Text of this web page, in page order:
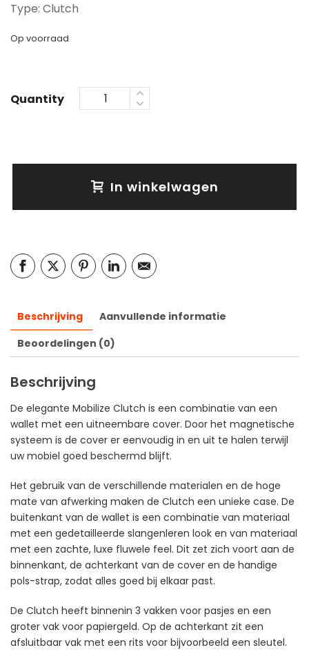
Type: Clutch
Op voorraad
Quantity
In winkelwagen
Beschrijving
Aanvullende informatie
Beoordelingen (0)
Beschrijving
De elegante Mobilize Clutch is een combinatie van een
wallet met een uitneembare cover. Door het magnetische
systeem is de cover er eenvoudig in en uit te halen terwijl
uw mobiel goed beschermd blijft.
Het gebruik van de verschillende materialen en de hoge
mate van afwerking maken de Clutch een unieke case. De
buitenkant van de wallet is een combinatie van materiaal
met een gedetailleerde slangenleren look en van materiaal
met een zachte, luxe fluwele feel. Dit zet zich voort aan de
binnenkant, de achterkant van de cover en de handige
pols-strap, zodat alles goed bij elkaar past.
De Clutch heeft binnenin 3 vakken voor pasjes en een
groter vak voor papiergeld. Op de achterkant zit een
afsluitbaar vak met een rits voor bijvoorbeeld een sleutel.